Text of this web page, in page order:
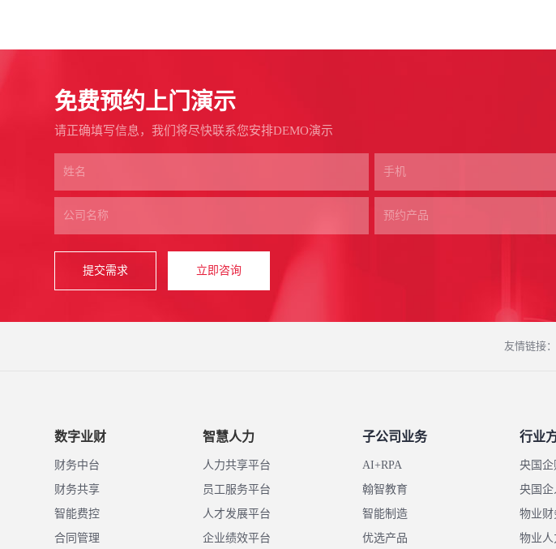
免费预约上门演示
请正确填写信息，我们将尽快联系您安排DEMO演示
提交需求 立即咨询
友情链接：
数字业财
财务中台
财务共享
智能费控
合同管理
智慧人力
人力共享平台
员工服务平台
人才发展平台
企业绩效平台
子公司业务
AI+RPA
翰智教育
智能制造
优选产品
行业
央国企
央国企
物业财
物业人